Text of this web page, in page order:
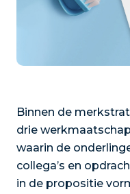
Binnen de
drie
waarin de
collega’s en
in de propositie